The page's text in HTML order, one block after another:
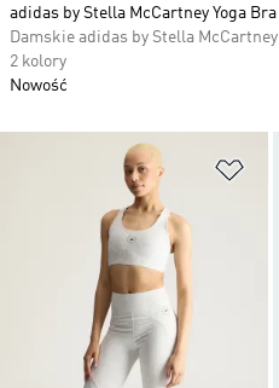
adidas by Stella McCartney Yoga Bra
Damskie adidas by Stella McCartney
2 kolory
Nowość